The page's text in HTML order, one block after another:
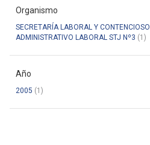
Organismo
SECRETARÍA LABORAL Y CONTENCIOSO
ADMINISTRATIVO LABORAL STJ Nº3 (1)
Año
2005 (1)